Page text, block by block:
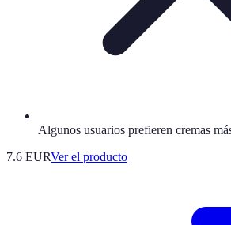
Algunos usuarios prefieren cremas
7.6 EURVer el producto